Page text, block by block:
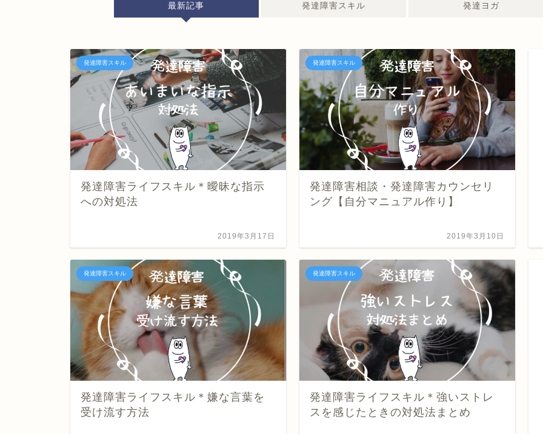
最新記事 発達障害スキル 発達ヨガ
発達障害スキル
発達障害ライフスキル＊曖昧な指示
への対処法
2019年3月17日
発達障害スキル
発達障害相談・発達障害カウンセリ
ング【自分マニュアル作り】
2019年3月10日
発達障害スキル
発達障害ライフスキル＊嫌な言葉を
受け流す方法
発達障害スキル
発達障害ライフスキル＊強いストレ
スを感じたときの対処法まとめ